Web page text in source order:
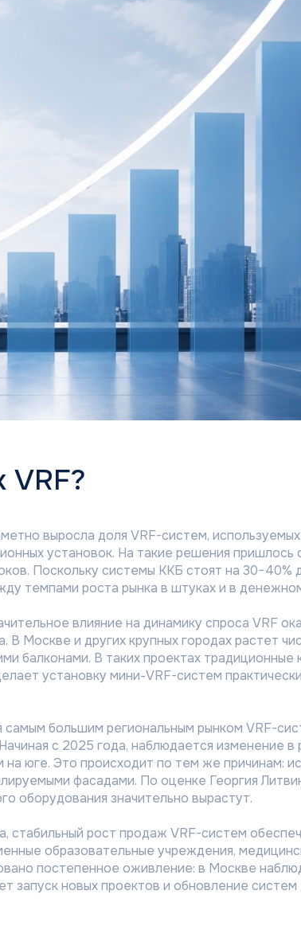
VRF?
выросла доля VRF-систем,
установок. На такие решения пришлось
Поскольку системы ККБ стоят на 30−40%
темпами роста рынка в штуках и в
влияние на динамику спроса VRF
В Москве и других крупных городах растет
балконами. В таких проектах традиционные
установку мини-VRF-систем
самым большим региональным рынком VRF-
с 2025 года, наблюдается изменение в
юге. Это происходит по тем же причинам:
фасадами. По оценке Георгия
оборудования значительно вырастут.
стабильный рост продаж VRF-систем
образовательные учреждения,
постепенное оживление: в Москве
запуск новых проектов и обновление систем